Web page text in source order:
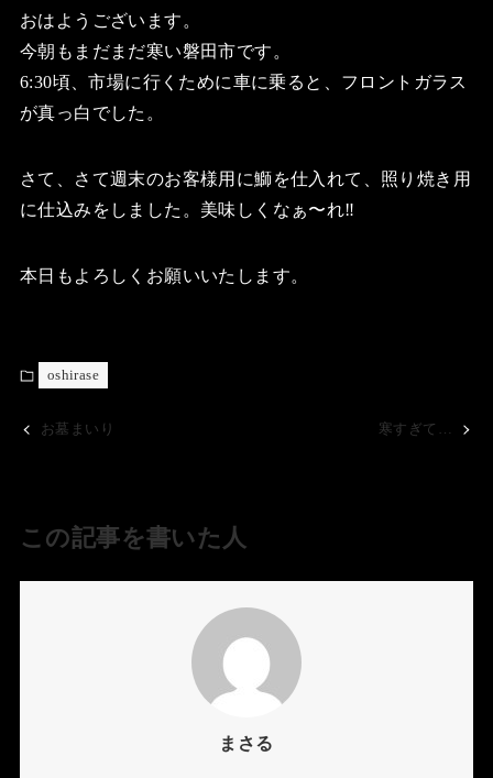
おはようございます。
今朝もまだまだ寒い磐田市です。
6:30頃、市場に行くために車に乗ると、フロントガラス
が真っ白でした。
さて、さて週末のお客様用に鰤を仕入れて、照り焼き用
に仕込みをしました。美味しくなぁ〜れ‼️
本日もよろしくお願いいたします。
oshirase
お墓まいり 寒すぎて…
この記事を書いた人
まさる